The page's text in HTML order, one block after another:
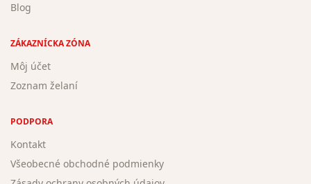
Blog
ZÁKAZNÍCKA ZÓNA
Môj účet
Zoznam želaní
PODPORA
Kontakt
Všeobecné obchodné podmienky